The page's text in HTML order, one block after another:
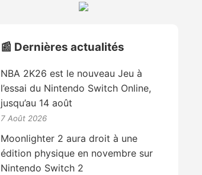
📰 Dernières actualités
NBA 2K26 est le nouveau Jeu à
l’essai du Nintendo Switch Online,
jusqu’au 14 août
7 Août 2026
Moonlighter 2 aura droit à une
édition physique en novembre sur
Nintendo Switch 2